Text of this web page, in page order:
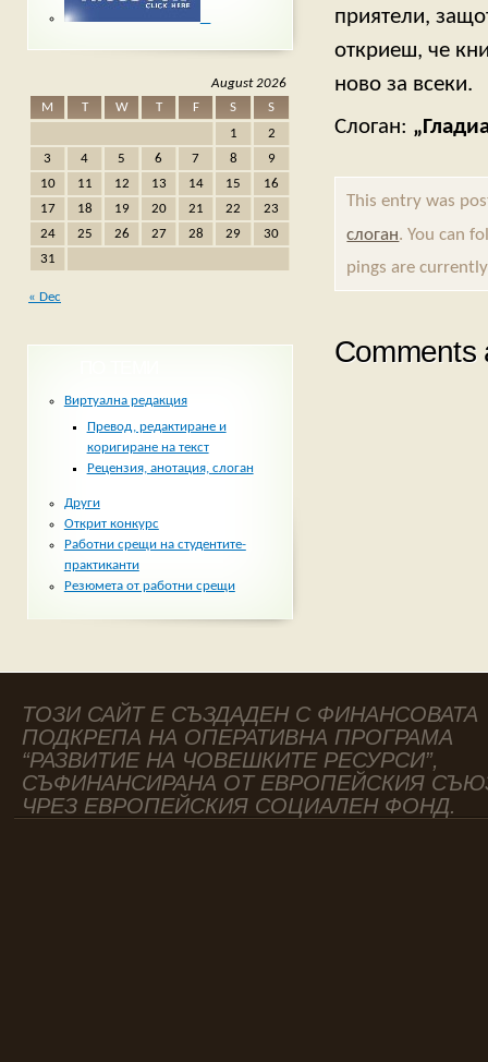
приятели,
откриеш, че
ново за всеки.
Слоган:
This entry was
слоган. You can
pings are
Comments
August 2026
M
T W T F S
S
1
2
3
4 5 6 7 8
9
10
11 12 13 14 15
16
17
18 19 20 21 22
23
24
25 26 27 28 29
30
31
« Dec
Виртуална редакция
Превод, редактиране и
коригиране на текст
Рецензия, анотация, слоган
Други
Открит конкурс
Работни срещи на студентите-
практиканти
Резюмета от работни срещи
ТОЗИ САЙТ Е СЪЗДАДЕН С ФИНАНСОВАТА
ПОДКРЕПА НА ОПЕРАТИВНА ПРОГРАМА
“РАЗВИТИЕ НА ЧОВЕШКИТЕ РЕСУРСИ”,
СЪФИНАНСИРАНА ОТ ЕВРОПЕЙСКИЯ
ЧРЕЗ ЕВРОПЕЙСКИЯ СОЦИАЛЕН ФОНД.